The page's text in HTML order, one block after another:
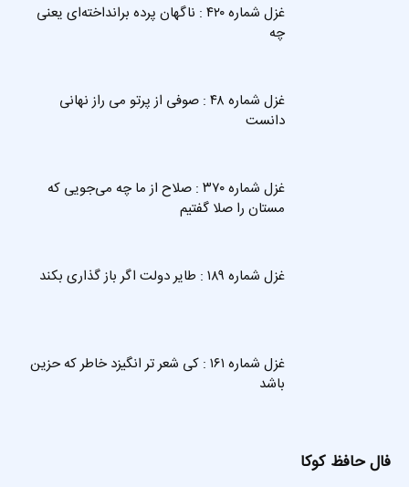
غزل شماره ۴۲۰ : ناگهان پرده برانداخته‌ای یعنی
چه
غزل شماره ۴۸ : صوفی از پرتو می راز نهانی
دانست
غزل شماره ۳۷۰ : صلاح از ما چه می‌جویی که
مستان را صلا گفتیم
غزل شماره ۱۸۹ : طایر دولت اگر باز گذاری بکند
غزل شماره ۱۶۱ : کی شعر تر انگیزد خاطر که حزین
باشد
فال حافظ کوکا